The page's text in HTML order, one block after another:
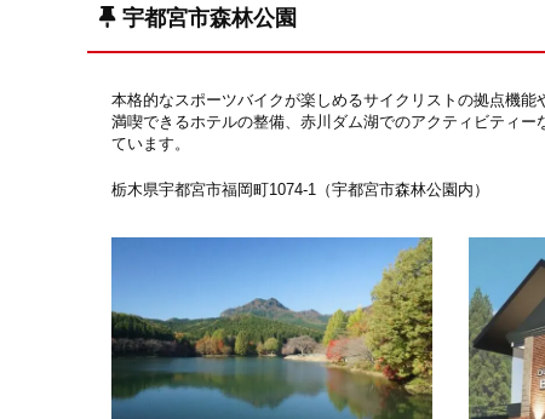
宇都宮市森林公園
本格的なスポーツバイクが楽しめるサイクリストの拠点機
満喫できるホテルの整備、赤川ダム湖でのアクティビティ
ています。
栃木県宇都宮市福岡町1074-1（宇都宮市森林公園内）